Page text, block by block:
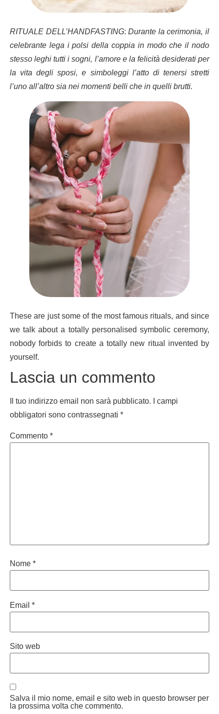
RITUALE DELL’HANDFASTING: Durante la cerimonia, il
celebrante lega i polsi della coppia in modo che il nodo
stesso leghi tutti i sogni, l’amore e la felicità desiderati per
la vita degli sposi, e simboleggi l’atto di tenersi stretti
l’uno all’altro sia nei momenti belli che in quelli brutti.
These are just some of the most famous rituals, and since
we talk about a totally personalised symbolic ceremony,
nobody forbids to create a totally new ritual invented by
yourself.
Lascia un commento
Il tuo indirizzo email non sarà pubblicato.
I campi
obbligatori sono contrassegnati *
Commento *
Nome *
Email *
Sito web
Salva il mio nome, email e sito web in questo browser per
la prossima volta che commento.